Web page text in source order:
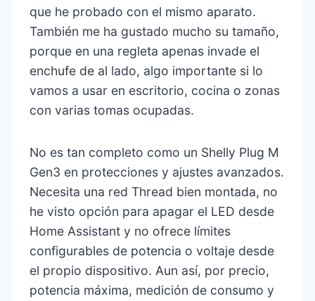
que he probado con el mismo aparato.
También me ha gustado mucho su tamaño,
porque en una regleta apenas invade el
enchufe de al lado, algo importante si lo
vamos a usar en escritorio, cocina o zonas
con varias tomas ocupadas.
No es tan completo como un Shelly Plug M
Gen3 en protecciones y ajustes avanzados.
Necesita una red Thread bien montada, no
he visto opción para apagar el LED desde
Home Assistant y no ofrece límites
configurables de potencia o voltaje desde
el propio dispositivo. Aun así, por precio,
potencia máxima, medición de consumo y